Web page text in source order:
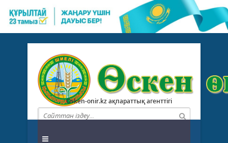
Osken-onir.kz ақпараттық агенттігі